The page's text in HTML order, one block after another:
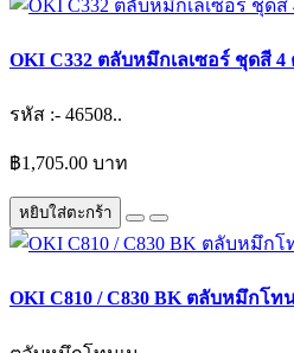
OKI C332 ตลับหมึกเลเซอร์ ชุดสี
รหัส :- 46508..
฿1,705.00 บาท
หยิบใส่ตะกร้า
OKI C810 / C830 BK ตลับหมึกโท